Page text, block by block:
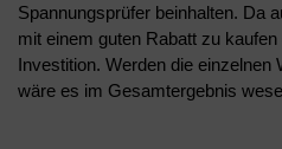
Spannungsprüfer beinhalten. Da
mit einem guten Rabatt zu
Investition. Werden die einzelnen
wäre es im Gesamtergebnis